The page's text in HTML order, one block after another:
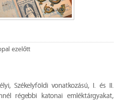
ezelőtt
Székelyföldi vonatkozású, I. és II.
régebbi katonai emléktárgyakat,